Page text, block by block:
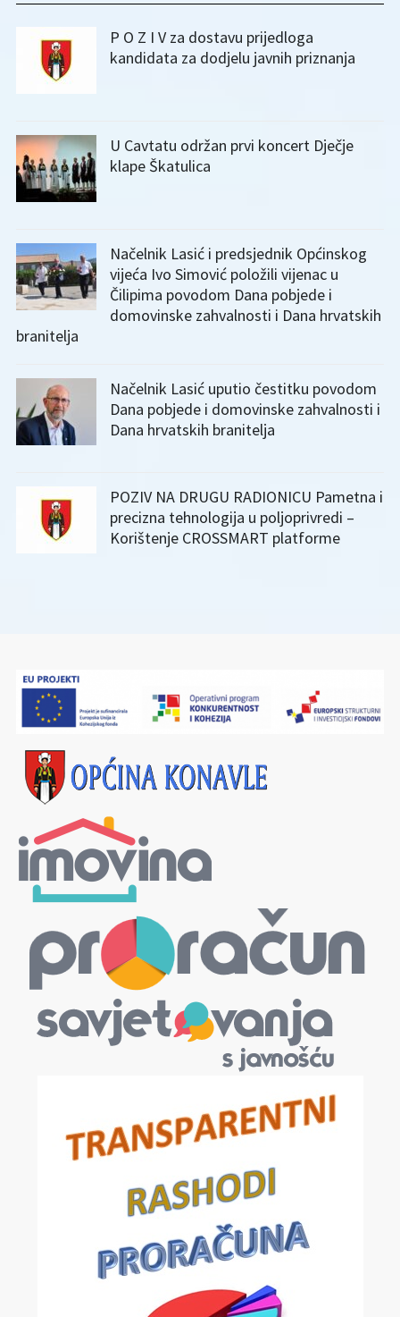
P O Z I V za dostavu prijedloga
kandidata za dodjelu javnih priznanja
U Cavtatu održan prvi koncert Dječje
klape Škatulica
Načelnik Lasić i predsjednik Općinskog
vijeća Ivo Simović položili vijenac u
Čilipima povodom Dana pobjede i
domovinske zahvalnosti i Dana hrvatskih
branitelja
Načelnik Lasić uputio čestitku povodom
Dana pobjede i domovinske zahvalnosti i
Dana hrvatskih branitelja
POZIV NA DRUGU RADIONICU Pametna i
precizna tehnologija u poljoprivredi –
Korištenje CROSSMART platforme